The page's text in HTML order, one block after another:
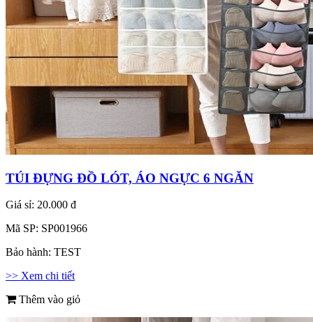
TÚI ĐỰNG ĐỒ LÓT, ÁO NGỰC 6 NGĂN
Giá sỉ: 20.000 đ
Mã SP: SP001966
Bảo hành: TEST
>> Xem chi tiết
Thêm vào giỏ